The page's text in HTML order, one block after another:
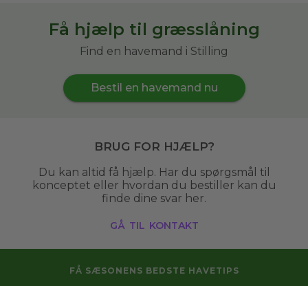
Få hjælp til græsslåning
Find en havemand i Stilling
Bestil en havemand nu
Brug for hjælp?
Du kan altid få hjælp. Har du spørgsmål til
konceptet eller hvordan du bestiller kan du
finde dine svar her.
gå til kontakt
FÅ SÆSONENS BEDSTE HAVETIPS